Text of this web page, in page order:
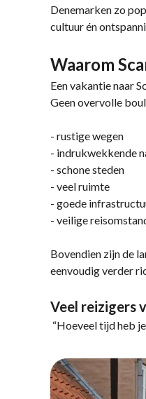
Denemarken zo
cultuur én
Waarom
Een vakantie naar
Geen overvolle
- rustige wegen
- indrukwekkende
- schone steden
- veel ruimte
- goede
- veilige
Bovendien zijn de
eenvoudig verder
Veel reizigers
“Hoeveel tijd heb